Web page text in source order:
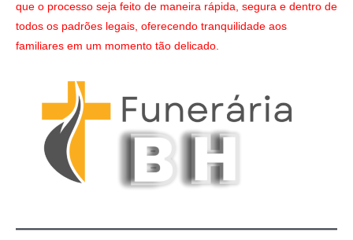
que o processo seja feito de maneira rápida, segura e dentro de
todos os padrões legais, oferecendo tranquilidade aos
familiares em um momento tão delicado.